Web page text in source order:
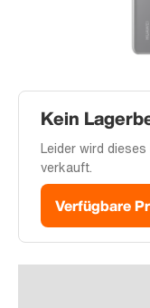
Kein
Leider wird
verkauft.
Verfügbare